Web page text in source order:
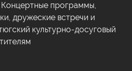
Концертные программы,
дружеские встречи и
культурно-досуговый